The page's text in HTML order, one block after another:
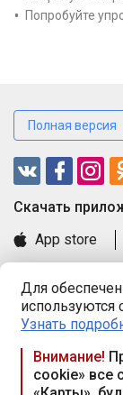
Для
используются
Узнать
Внимание!
cookie» все
Попробуйте
Полная версия
Cкачать
App store
Книга
Правила и
Praca.by ©
Республика
117а, пом. № 9.